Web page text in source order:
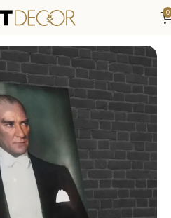
0
Kemal Atatürk Klasik Kanvas